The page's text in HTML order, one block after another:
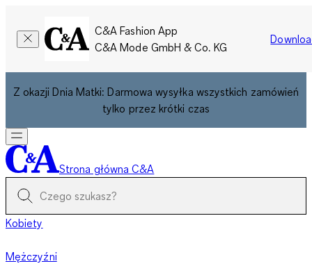
C&A Fashion App
C&A Mode GmbH & Co. KG
Z okazji Dnia Matki: Darmowa wysyłka wszystkich zamówień
tylko przez krótki czas
Strona główna C&A
Kobiety
Mężczyźni